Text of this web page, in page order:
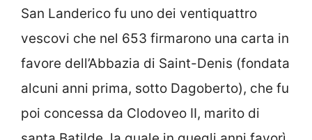
San Landerico fu uno dei ventiquattro
vescovi che nel 653 firmarono una carta in
favore dell’Abbazia di Saint-Denis (fondata
alcuni anni prima, sotto Dagoberto), che fu
poi concessa da Clodoveo II, marito di